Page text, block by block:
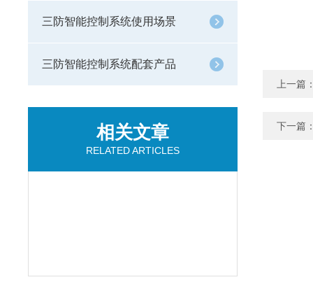
三防智能控制系统使用场景
三防智能控制系统配套产品
相关文章
RELATED ARTICLES
上一篇
下一篇